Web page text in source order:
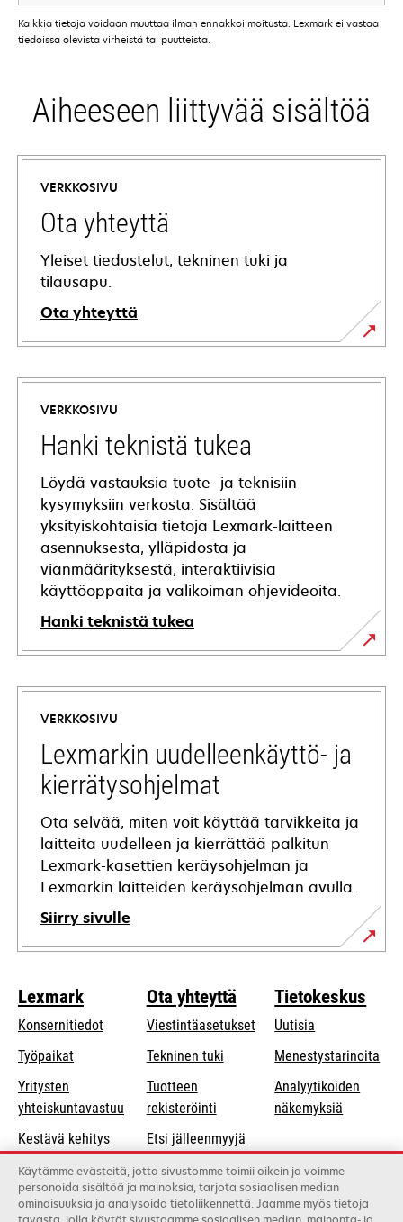
Kaikkia tietoja voidaan muuttaa ilman ennakkoilmoitusta. Lexmark ei vastaa
tiedoissa olevista virheistä tai puutteista.
Aiheeseen liittyvää sisältöä
VERKKOSIVU
Ota yhteyttä
Yleiset tiedustelut, tekninen tuki ja
tilausapu.
Ota yhteyttä
VERKKOSIVU
Hanki teknistä tukea
Löydä vastauksia tuote- ja teknisiin
kysymyksiin verkosta. Sisältää
yksityiskohtaisia tietoja Lexmark-laitteen
asennuksesta, ylläpidosta ja
vianmäärityksestä, interaktiivisia
käyttöoppaita ja valikoiman ohjevideoita.
Hanki teknistä tukea
opens
in
new
tab
VERKKOSIVU
Lexmarkin uudelleenkäyttö- ja
kierrätysohjelmat
Ota selvää, miten voit käyttää tarvikkeita ja
laitteita uudelleen ja kierrättää palkitun
Lexmark-kasettien keräysohjelman ja
Lexmarkin laitteiden keräysohjelman avulla.
Siirry sivulle
Lexmark
Konsernitiedot
Työpaikat
Yritysten
yhteiskuntavastuu opens
a
new
tab
Kestävä kehitys
Lexmarkin
kumppanit
Ota yhteyttä
Viestintäasetukset
Tekninen tukiopens
tab
Tuotteen
rekisteröinti
Etsi jälleenmyyjä
Luettelo
tukkukauppiaista
Tietokeskus
Uutisia
Menestystarinoita
Analyytikoiden
näkemyksiä
Käytämme evästeitä, jotta sivustomme toimii oikein ja voimme
personoida sisältöä ja mainoksia, tarjota sosiaalisen median
ominaisuuksia ja analysoida tietoliikennettä. Jaamme myös tietoja